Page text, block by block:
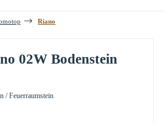
Riano
02W Bodenstein
/ Feuerraumstein